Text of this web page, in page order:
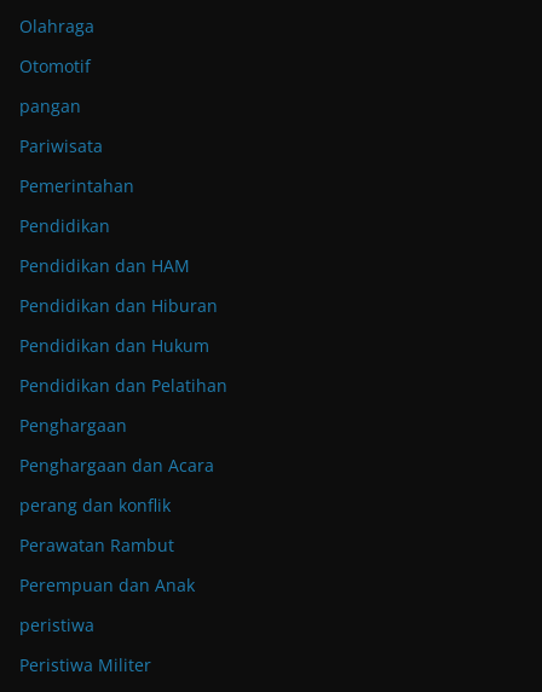
Olahraga
Otomotif
pangan
Pariwisata
Pemerintahan
Pendidikan
Pendidikan dan HAM
Pendidikan dan Hiburan
Pendidikan dan Hukum
Pendidikan dan Pelatihan
Penghargaan
Penghargaan dan Acara
perang dan konflik
Perawatan Rambut
Perempuan dan Anak
peristiwa
Peristiwa Militer